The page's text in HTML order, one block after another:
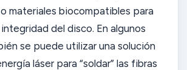
materiales biocompatibles para
del disco. En algunos
se puede utilizar una solución
láser para “soldar” las fibras